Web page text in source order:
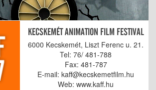
KECSKEMÉT ANIMATION FILM FESTIVAL
6000 Kecskemét, Liszt Ferenc u. 21.
Tel: 76/ 481-788
Fax: 481-787
E-mail: kaff@kecskemetfilm.hu
Web: www.kaff.hu